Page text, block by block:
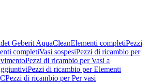
Geberit AquaCleanElementi completiPezzi
completiVasi sospesiPezzi di ricambio per
Pezzi di ricambio per Vasi a
Pezzi di ricambio per Elementi
Pezzi di ricambio per Per vasi